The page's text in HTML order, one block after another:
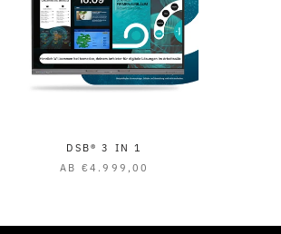
DSB® 3 IN 1
AB €4.999,00